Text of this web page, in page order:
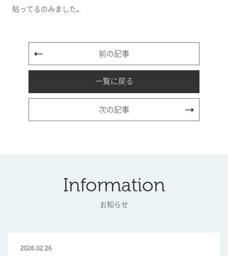
貼ってるのみました。
前の記事
一覧に戻る
次の記事
Information
お知らせ
2026.02.26